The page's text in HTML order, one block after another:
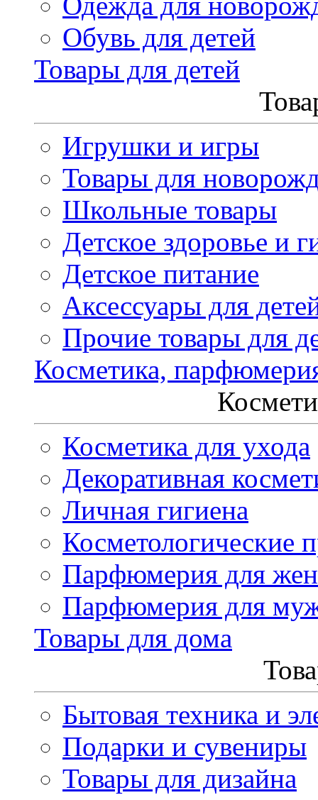
Обувь для детей
Товары для детей
Игрушки и игры
Товары для
Школьные товары
Детское здоровье и
Детское питание
Аксессуары для
Прочие товары для
Косметика,
Косметика для ухода
Декоративная
Личная гигиена
Косметологические
Парфюмерия для
Парфюмерия для
Товары для дома
Бытовая техника и
Подарки и сувениры
Товары для дизайна